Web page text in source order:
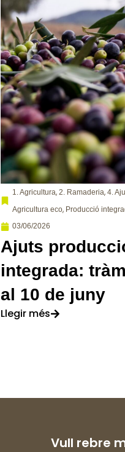
1. Agricultura, 2. Ramaderia, 4.
Agricultura eco, Producció
03/06/2026
Ajuts
integrada:
al 10 de juny
Llegir més
Vull rebre